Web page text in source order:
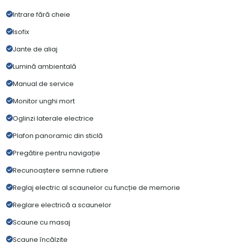
Intrare fără cheie
Isofix
Jante de aliaj
Lumină ambientală
Manual de service
Monitor unghi mort
Oglinzi laterale electrice
Plafon panoramic din sticlă
Pregătire pentru navigație
Recunoaștere semne rutiere
Reglaj electric al scaunelor cu funcție de memorie
Reglare electrică a scaunelor
Scaune cu masaj
Scaune încălzite